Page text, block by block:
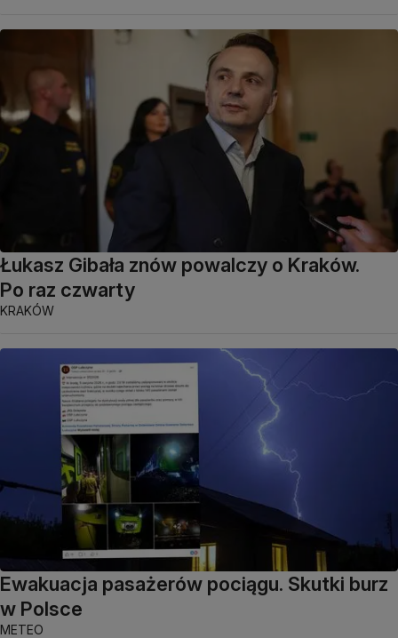
Łukasz Gibała znów powalczy o Kraków.
Po raz czwarty
KRAKÓW
Ewakuacja pasażerów pociągu. Skutki burz
w Polsce
METEO